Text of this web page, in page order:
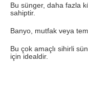
Bu sünger, daha fazla
sahiptir.
Banyo, mutfak veya
Bu çok amaçlı sihirli
için idealdir.